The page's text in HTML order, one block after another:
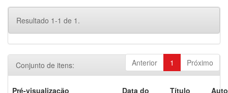
Resultado 1-1 de 1.
Anterior 1 Próximo
Conjunto de itens:
Pré-visualização
Data do
Título